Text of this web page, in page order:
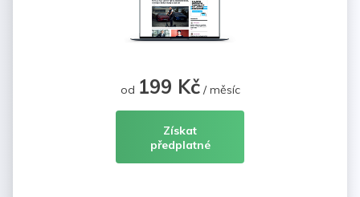
od 199 Kč/ měsíc
Získat
předplatné